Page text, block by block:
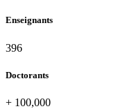
Enseignants
437
Doctorants
+ 100,000